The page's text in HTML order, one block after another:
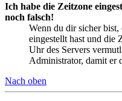
Ich habe die Zeitzone
noch falsch!
Wenn du dir sicher
eingestellt hast und die
Uhr des Servers
Administrator, damit er
Nach oben